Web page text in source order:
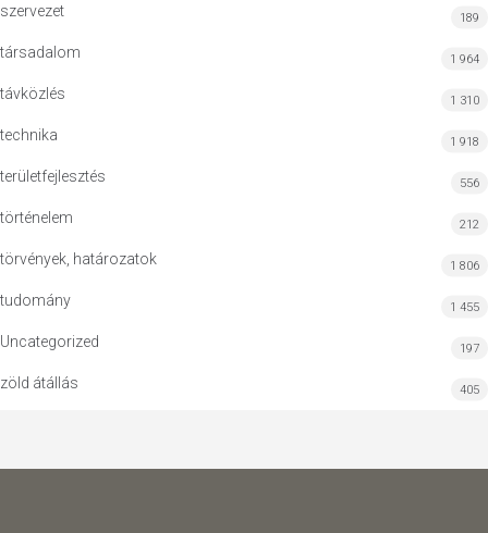
szervezet 189
társadalom 1 964
távközlés 1 310
technika 1 918
területfejlesztés 556
történelem 212
törvények, határozatok 1 806
tudomány 1 455
Uncategorized 197
zöld átállás 405